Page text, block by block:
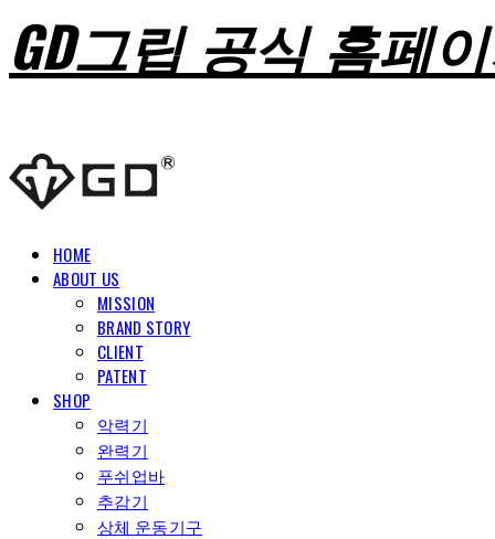
GD그립 공식 홈페
HOME
ABOUT US
MISSION
BRAND STORY
CLIENT
PATENT
SHOP
악력기
완력기
푸쉬업바
추감기
상체 운동기구